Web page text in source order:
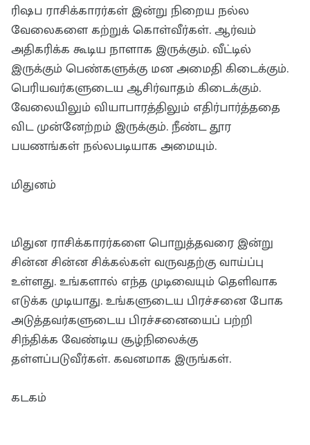
ரிஷப ராசிக்காரர்கள் இன்று நிறைய நல்ல
வேலைகளை கற்றுக் கொள்வீர்கள். ஆர்வம்
அதிகரிக்க கூடிய நாளாக இருக்கும். வீட்டில்
இருக்கும் பெண்களுக்கு மன அமைதி கிடைக்கும்.
பெரியவர்களுடைய ஆசிர்வாதம் கிடைக்கும்.
வேலையிலும் வியாபாரத்திலும் எதிர்பார்த்ததை
விட முன்னேற்றம் இருக்கும். நீண்ட தூர
பயணங்கள் நல்லபடியாக அமையும்.
மிதுனம்
மிதுன ராசிக்காரர்களை பொறுத்தவரை இன்று
சின்ன சின்ன சிக்கல்கள் வருவதற்கு வாய்ப்பு
உள்ளது. உங்களால் எந்த முடிவையும் தெளிவாக
எடுக்க முடியாது. உங்களுடைய பிரச்சனை போக
அடுத்தவர்களுடைய பிரச்சனையைப் பற்றி
சிந்திக்க வேண்டிய சூழ்நிலைக்கு
தள்ளப்படுவீர்கள். கவனமாக இருங்கள்.
கடகம்